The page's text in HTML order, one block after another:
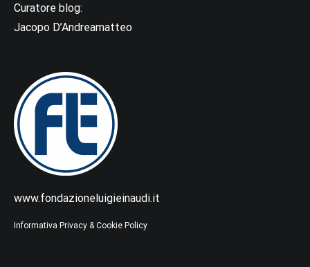
Curatore blog:
Jacopo D’Andreamatteo
www.fondazioneluigieinaudi.it
Informativa Privacy & Cookie Policy